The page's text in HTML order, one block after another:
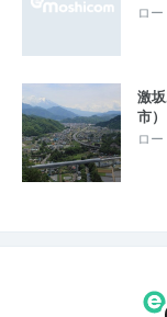
ロー
激
市）
ロー